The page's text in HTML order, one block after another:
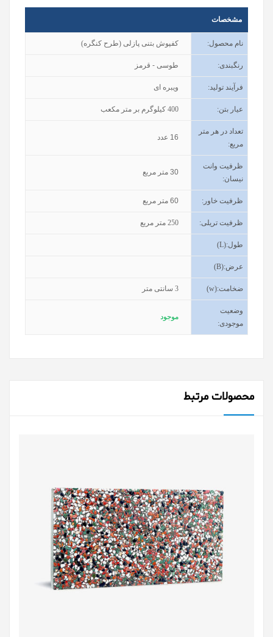
مشخصات
نام محصول: کفپوش بتنی پازلی (طرح کنگره)
رنگبندی: طوسی - قرمز
فرآیند تولید: ویبره ای
عیار بتن:
400 کیلوگرم بر متر مکعب
تعداد در هر متر
مربع:
16 عدد
ظرفیت وانت
نیسان:
30 متر مربع
ظرفیت خاور :
60 متر مربع
ظرفیت تریلی:
250 متر مربع
طول(L):
عرض(B):
ضخامت(w):
3 سانتی متر
وضعیت
موجودی:
موجود
محصولات مرتبط